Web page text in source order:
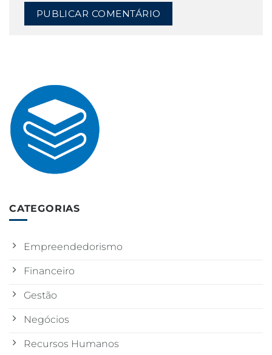
CATEGORIAS
Empreendedorismo
Financeiro
Gestão
Negócios
Recursos Humanos